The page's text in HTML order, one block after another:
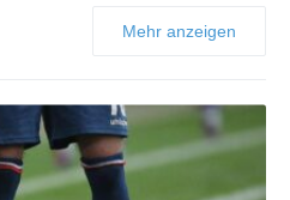
Mehr anzeigen